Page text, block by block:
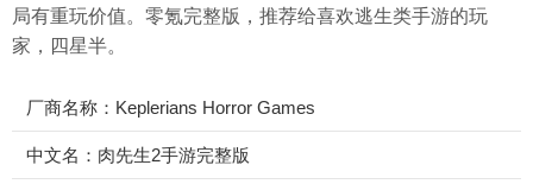
局有重玩价值。零氪完整版，推荐给喜欢逃生类手游的玩
家，四星半。
厂商名称：Keplerians Horror Games
中文名：肉先生2手游完整版